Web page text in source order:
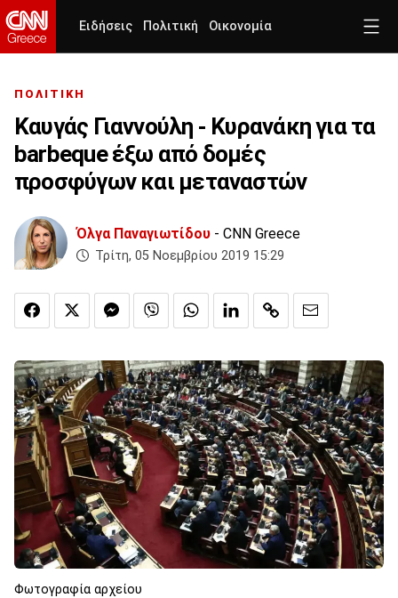
Ειδήσεις Πολιτική Οικονομία
ΠΟΛΙΤΙΚΗ
Καυγάς Γιαννούλη - Κυρανάκη για τα
barbeque έξω από δομές
προσφύγων και μεταναστών
Όλγα Παναγιωτίδου - CNN Greece
Τρίτη, 05 Νοεμβρίου 2019 15:29
Φωτογραφία αρχείου